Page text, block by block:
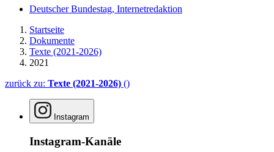
Deutscher Bundestag, Internetredaktion
Startseite
Dokumente
Texte (2021-2026)
2021
zurück zu: Texte (2021-2026) ()
Instagram
Instagram-Kanäle